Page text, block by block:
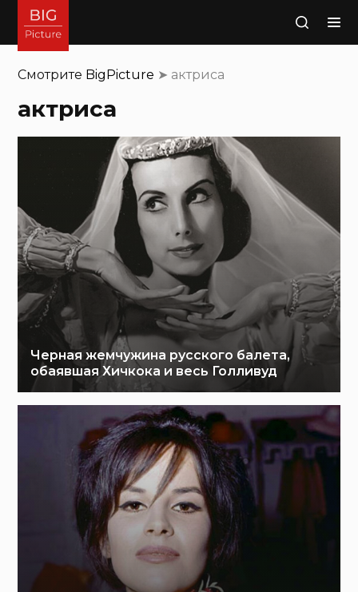
Поиск
Смотрите BigPicture ➤ актриса
актриса
Черная жемчужина русского балета,
обаявшая Хичкока и весь Голливуд